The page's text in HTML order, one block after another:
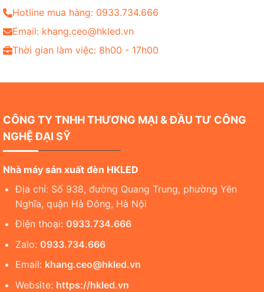
Hotline mua hàng: 0933.734.666
Email: khang.ceo@hkled.vn
Thời gian làm việc: 8h00 - 17h00
CÔNG TY TNHH THƯƠNG MẠI & ĐẦU TƯ CÔNG
NGHỆ ĐẠI SỸ
Nhà máy sản xuất đèn HKLED
Địa chỉ: Số 938, đường Quang Trung, phường Yên
Nghĩa, quận Hà Đông, Hà Nội
Điện thoại: 0933.734.666
Zalo: 0933.734.666
Email: khang.ceo@hkled.vn
Website: https://hkled.vn